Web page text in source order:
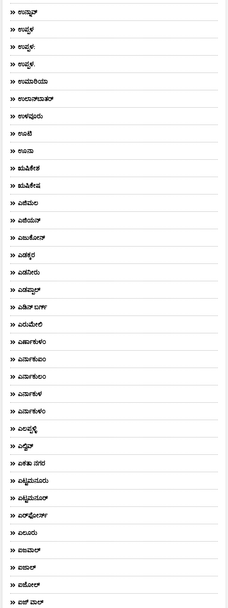
ಉನ್ನಾವ್
ಉಪ್ಪಳ
ಉಪ್ಪಳ:
ಉಪ್ಪಳ.
ಉಮಾರಿಯಾ
ಉಲಾನ್‌ಬಾತರ್
ಉಳವೂರು
ಊಟಿ
ಊನಾ
ಋಷಿಕೇಶ
ಋಷಿಕೇಷ
ಎಜಿಮಲ
ಎಜಿಯನ್
ಎಜುಕೋನ್
ಎಡಕ್ಕರ
ಎಡನೀರು
ಎಡಪ್ಪಾಲ್
ಎಡಿನ್ ಬರ್ಗ್
ಎರುಮೇಲಿ
ಎರ್ಣಾಕುಳಂ
ಎರ್ನಾಕುಐಂ
ಎರ್ನಾಕುಲಂ
ಎರ್ನಾಕುಳ
ಎರ್ನಾಕುಳಂ
ಎಲಪ್ಪಳ್ಳಿ
ಎಲ್ವಿವ್
ಏಕತಾ ನಗರ
ಏಟ್ಟಮನೂರು
ಏಟ್ಟಮನೂರ್
ಏರ್‌ಫೋರ್ಸ್‌
ಏಲೂರು
ಐಜವಾಲ್
ಐಜಾಲ್
ಐಜೋಲ್
ಐಜ್ ವಾಲ್